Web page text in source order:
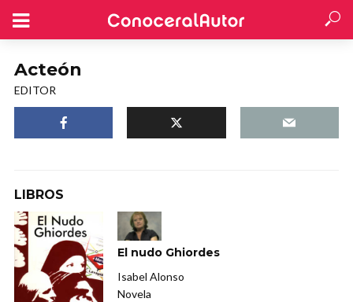
Acteón
EDITOR
LIBROS
El nudo Ghiordes
Isabel Alonso
Novela